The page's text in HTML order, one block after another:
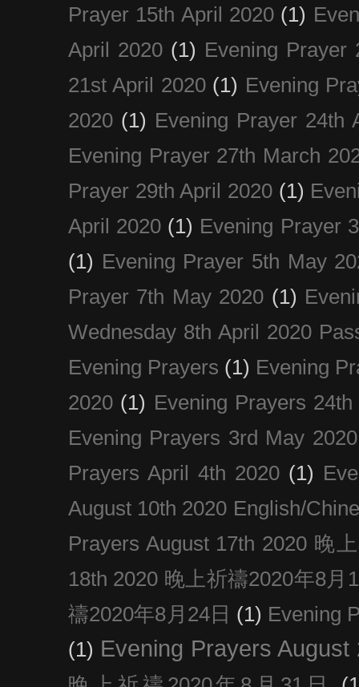
Prayer 15th April 2020 (1)
April 2020 (1) Evening Prayer
21st April 2020 (1) Evening
2020 (1) Evening Prayer 24th
Evening Prayer 27th March
Prayer 29th April 2020 (1)
April 2020 (1) Evening Prayer
(1) Evening Prayer 5th May
Prayer 7th May 2020 (1)
Wednesday 8th April 2020
Evening Prayers (1) Evening
2020 (1) Evening Prayers
Evening Prayers 3rd May 2020
Prayers April 4th 2020 (1)
August 10th 2020 English/
Prayers August 17th 2020 晚
18th 2020 晚上祈禱2020年8月
禱2020年8月24日 (1) Evening
(1) Evening Prayers August